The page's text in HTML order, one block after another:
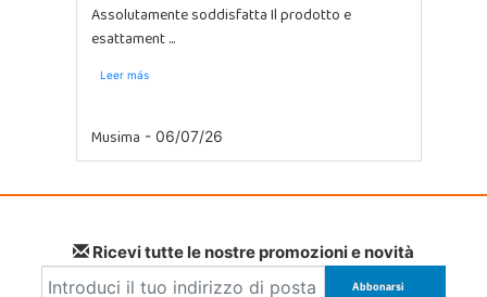
Assolutamente soddisfatta Il prodotto e
esattament ...
Leer más
Musima - 06/07/26
Ricevi tutte le nostre promozioni e novità